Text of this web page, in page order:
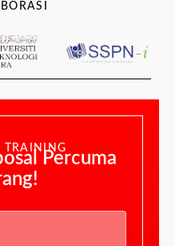
TRAINING
Percuma